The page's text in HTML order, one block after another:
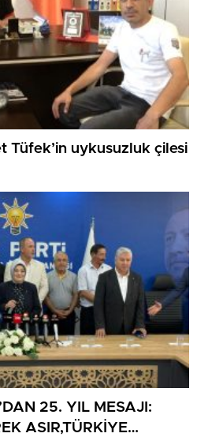
Tüfek’in uykusuzluk çilesi
25. YIL MESAJI:
ASIR,TÜRKİYE